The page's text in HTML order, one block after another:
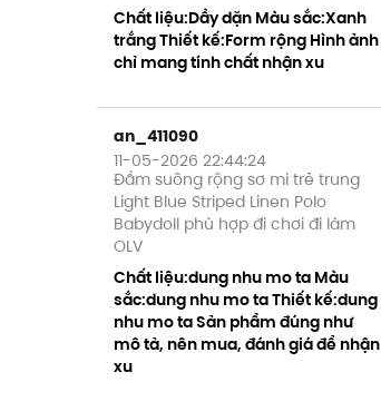
Chất liệu:Dầy dặn Màu sắc:Xanh
trắng Thiết kế:Form rộng Hình ảnh
chỉ mang tính chất nhận xu
an_411090
11-05-2026 22:44:24
Đầm suông rộng sơ mi trẻ trung
Light Blue Striped Linen Polo
Babydoll phù hợp đi chơi đi làm
OLV
Chất liệu:dung nhu mo ta Màu
sắc:dung nhu mo ta Thiết kế:dung
nhu mo ta Sản phẩm đúng như
mô tả, nên mua, đánh giá để nhận
xu